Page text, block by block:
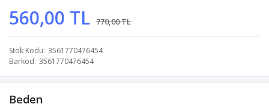
560,00 TL 770,00 TL
Stok Kodu 3561770476454
Barkod 3561770476454
Beden